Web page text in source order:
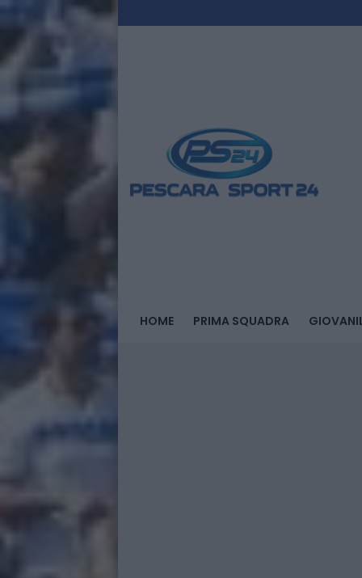
HOME PRIMA SQUADRA